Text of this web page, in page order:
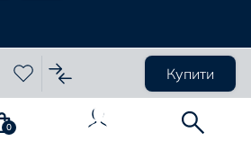
0
Купити